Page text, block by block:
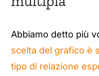
Abbiamo detto più
scelta del grafico è
tipo di relazione